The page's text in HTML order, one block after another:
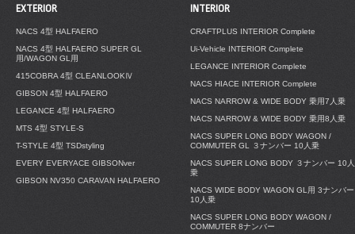
EXTERIOR
NACS 4型 HALFAERO
NACS 4型 HALFAERO SUPER GL
用/WAGON GL用
415COBRA 4型 CLEANLOOKⅣ
GIBSON 4型 HALFAERO
LEGANCE 4型 HALFAERO
MTS 4型 STYLE-S
T-STYLE 4型 TSDstyling
EVERY EVERYACE GIBSONver
GIBSON NV350 CARAVAN HALFAERO
INTERIOR
CRAFTPLUS INTERIOR Complete
Ui-Vehicle INTERIOR Complete
LEGANCE INTERIOR Complete
NACS HIACE INTERIOR Complete
NACS NARROW & WIDE BODY 乗用7人乗
NACS NARROW & WIDE BODY 乗用8人乗
NACS SUPER LONG BODY WAGON /
COMMUTER GL ３ナンバー 10人乗
NACS SUPER LONG BODY ３ナンバー 10人
乗
NACS WIDE BODY WAGON GL用 3ナンバー
10人乗
NACS SUPER LONG BODY WAGON /
COMMUTER 8ナンバー